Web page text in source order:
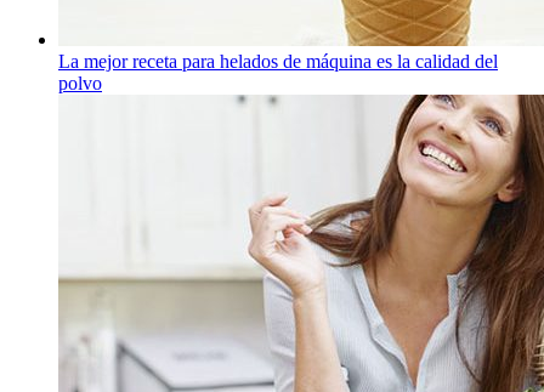
La mejor receta para helados de máquina es la calidad del
polvo